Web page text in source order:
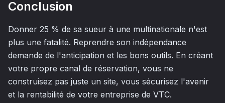
Conclusion
Donner 25 % de sa sueur à une multinationale n'est
plus une fatalité. Reprendre son indépendance
demande de l'anticipation et les bons outils. En créant
votre propre canal de réservation, vous ne
construisez pas juste un site, vous sécurisez l'avenir
et la rentabilité de votre entreprise de VTC.